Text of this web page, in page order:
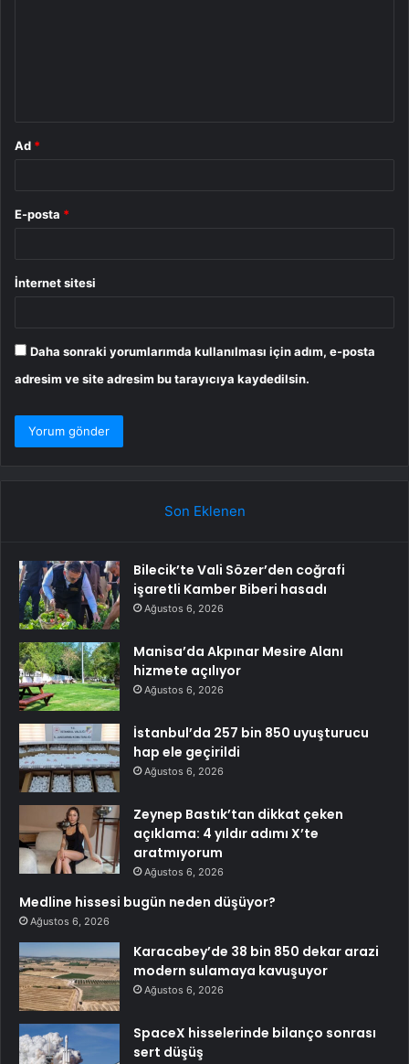
Ad *
E-posta *
İnternet sitesi
Daha sonraki yorumlarımda kullanılması için adım, e-posta
adresim ve site adresim bu tarayıcıya kaydedilsin.
Son Eklenen
Bilecik’te Vali Sözer’den coğrafi
işaretli Kamber Biberi hasadı
Ağustos 6, 2026
Manisa’da Akpınar Mesire Alanı
hizmete açılıyor
Ağustos 6, 2026
İstanbul’da 257 bin 850 uyuşturucu
hap ele geçirildi
Ağustos 6, 2026
Zeynep Bastık’tan dikkat çeken
açıklama: 4 yıldır adımı X’te
aratmıyorum
Ağustos 6, 2026
Medline hissesi bugün neden düşüyor?
Ağustos 6, 2026
Karacabey’de 38 bin 850 dekar arazi
modern sulamaya kavuşuyor
Ağustos 6, 2026
SpaceX hisselerinde bilanço sonrası
sert düşüş